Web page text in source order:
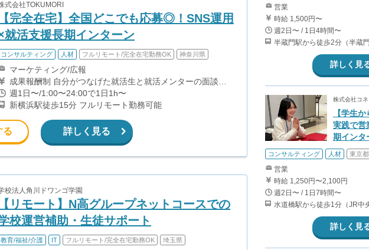
式会社TOKUMORI
完全在宅】全国どこでも応募◎！SNS運用
就活支援長期インターン
コンサルティング 人材 フルリモート/完全在宅勤務OK 神奈川県
マーケティング/広報
成果報酬制 自分がつなげた就活生と就活メンターの面談実
施で1件につき750円 就活生のエージェント利用で1件につき
1250円 →一件の成約につき2000円の報酬となります 【月収
例】 ユニットリーダー（週15時間×4週=60時間稼働）の場
トリーダー報酬：ユニット成約数60件×300円＝18000円
＝78000円（時給換算：約1300円） ※ユニットリーダーと
は インサイドセールスのメンバー4-5人ほどをまとめるリー
週1日〜/1:00〜24:00で1日1h〜
新横浜駅徒歩15分 フルリモート勤務可能
る 詳しく見る
校法人角川ドワンゴ学園
リモート】N高グループネットコースでの
校運営補助・生徒サポート
教育/福祉/介護 IT フルリモート/完全在宅勤務OK 埼玉県
営業
時給 1,500円〜
週2日〜 / 1日4時間〜
詳しく見
株式会社コ
【学生
実践で営
期インタ
コンサルティング 人材 東京都
営業
時給 1,250円〜2,100円
週2日〜 / 1日7時間〜
詳しく見